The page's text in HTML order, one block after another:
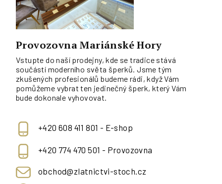
Provozovna Mariánské Hory
Vstupte do naší prodejny, kde se tradice stává
součástí moderního světa šperků. Jsme tým
zkušených profesionálů budeme rádi, když Vám
pomůžeme vybrat ten jedinečný šperk, který Vám
bude dokonale vyhovovat.
+420 608 411 801 - E-shop
+420 774 470 501 - Provozovna
obchod@zlatnictvi-stoch.cz